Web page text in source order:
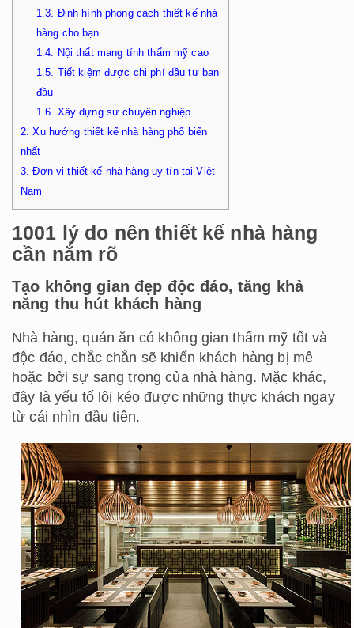
1.3. Định hình phong cách thiết kế nhà
hàng cho bạn
1.4.
Nội thất mang tính thẩm mỹ cao
1.5. Tiết kiệm được chi phí đầu tư ban
đầu
1.6. Xây dựng sự chuyên nghiệp
2. Xu hướng thiết kế nhà hàng phổ biến
nhất
3. Đơn vị thiết kế nhà hàng uy tín tại Việt
Nam
1001 lý do nên thiết kế nhà hàng
cần nắm rõ
Tạo không gian đẹp độc đáo, tăng khả
năng thu hút khách hàng
Nhà hàng, quán ăn có không gian thẩm mỹ tốt và
độc đáo, chắc chắn sẽ khiến khách hàng bị mê
hoặc bởi sự sang trọng của nhà hàng. Mặc khác,
đây là yếu tố lôi kéo được những thực khách ngay
từ cái nhìn đầu tiên.